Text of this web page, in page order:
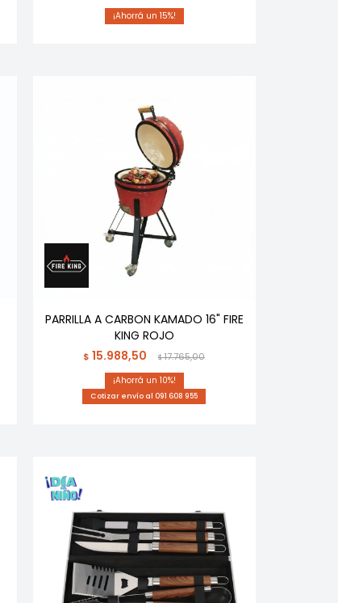
15
PARRILLA A CARBON KAMADO 16" FIRE
KING ROJO
$ 15.988,50 $17.765,00
10
Cotizar envío al 091 608 955